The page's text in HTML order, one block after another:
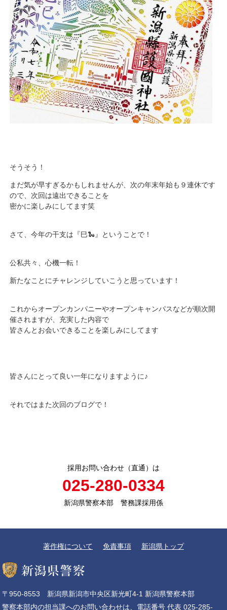
そうそう！
まだ気が早すぎるかもしれませんが、次の年末年始も９連休です
ので、次回は遠出できることを
密かに楽しみにしてます笑
さて、今年の干支は『巳🐍』ということで！
公私共々、心機一転！
新たなことにチャレンジしていこうと思っています！
これからオープンカンパニーやオープンキャンパスなどが順次開
催されますが、充実した内容で
皆さんとお会いできることを楽しみにしてます
皆さんにとって良い一年になりますように♪
それではまた次回のブログで！
採用お問い合わせ（直通）は
025-280-0334
新潟県警察本部 警務課採用係
著作権について 免責事項 新潟県トップ
〒950-8553 新潟県新潟市中央区新光町4-1 新潟県警察本部
警察本部内の担当課へのお問い合わせは、電話番号 代表 025-285-